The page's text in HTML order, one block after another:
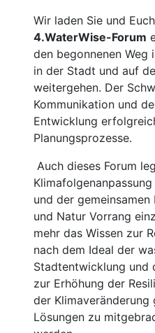
Wir laden Sie und
4.WaterWise-Forum
den begonnenen Weg
in der Stadt und auf
weitergehen. Der
Kommunikation und
Entwicklung
Planungsprozesse.
Auch dieses Forum
und der
und Natur Vorrang
mehr das Wissen zur
nach dem Ideal der
Stadtentwicklung und
zur Erhöhung der
der
Lösungen zu